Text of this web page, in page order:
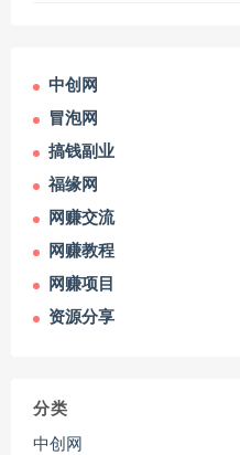
中创网
冒泡网
搞钱副业
福缘网
网赚交流
网赚教程
网赚项目
资源分享
分类
中创网